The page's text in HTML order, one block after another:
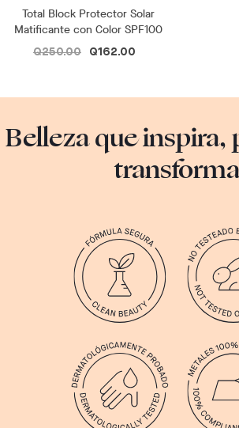
Total Block Protector Solar
Matificante con Color SPF100
Q250.00 Q162.00
Belleza que inspira,
transforma